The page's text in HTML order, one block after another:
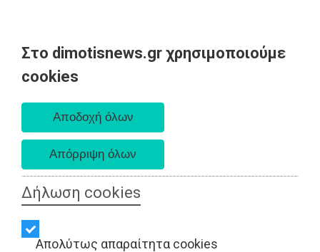
Στο dimotisnews.gr χρησιμοποιούμε
cookies
Δήλωση cookies
Απολύτως απαραίτητα cookies